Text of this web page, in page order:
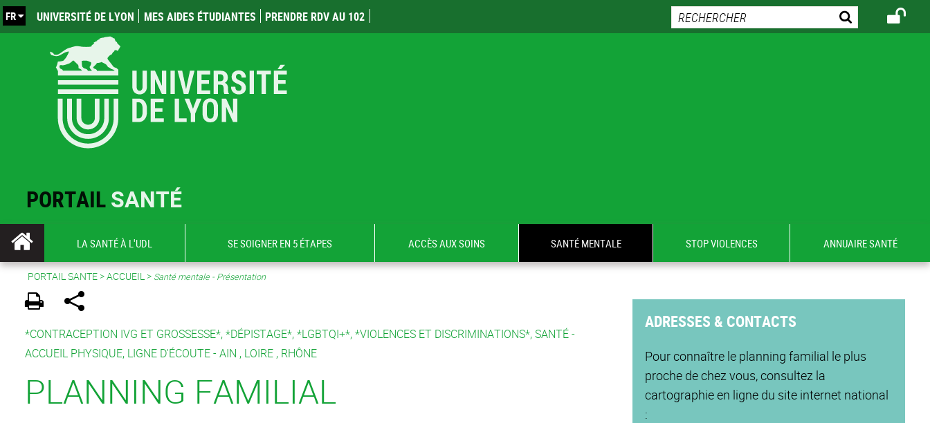
PORTAILSANTÉ
UNIVERSITÉ DE LYON MES AIDES ÉTUDIANTES PRENDRE RDV AU 102
FR
LA SANTÉ À L'UDL SE SOIGNER EN 5 ÉTAPES ACCÈS AUX SOINS SANTÉ MENTALE STOP VIOLENCES ANNUAIRE SANTÉ
PORTAIL SANTE>ACCUEIL> Santé mentale - Présentation
*CONTRACEPTION IVG ET GROSSESSE*, *DÉPISTAGE*, *LGBTQI+*, *VIOLENCES ET DISCRIMINATIONS*, SANTÉ -
ACCUEIL PHYSIQUE, LIGNE D'ÉCOUTE -AIN , LOIRE , RHÔNE
PLANNING FAMILIAL
ADRESSES & CONTACTS
Pour connaître le planning familial le plus
proche de chez vous, consultez la
cartographie en ligne du site internet national
: